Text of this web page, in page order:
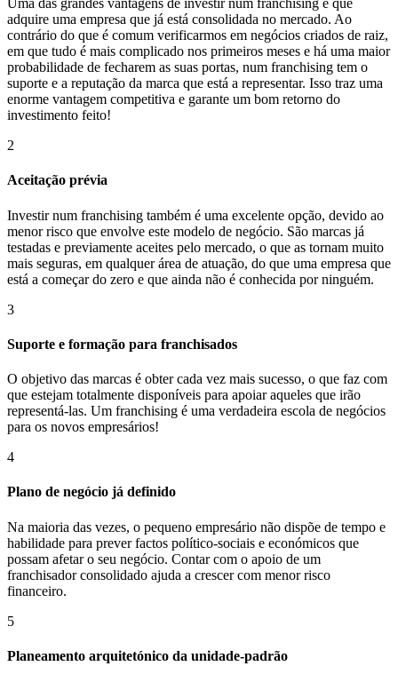
Uma das grandes vantagens de investir num franchising é que
adquire uma empresa que já está consolidada no mercado. Ao
contrário do que é comum verificarmos em negócios criados de raiz,
em que tudo é mais complicado nos primeiros meses e há uma maior
probabilidade de fecharem as suas portas, num franchising tem o
suporte e a reputação da marca que está a representar. Isso traz uma
enorme vantagem competitiva e garante um bom retorno do
investimento feito!
2
Aceitação prévia
Investir num franchising também é uma excelente opção, devido ao
menor risco que envolve este modelo de negócio. São marcas já
testadas e previamente aceites pelo mercado, o que as tornam muito
mais seguras, em qualquer área de atuação, do que uma empresa que
está a começar do zero e que ainda não é conhecida por ninguém.
3
Suporte e formação para franchisados
O objetivo das marcas é obter cada vez mais sucesso, o que faz com
que estejam totalmente disponíveis para apoiar aqueles que irão
representá-las. Um franchising é uma verdadeira escola de negócios
para os novos empresários!
4
Plano de negócio já definido
Na maioria das vezes, o pequeno empresário não dispõe de tempo e
habilidade para prever factos político-sociais e económicos que
possam afetar o seu negócio. Contar com o apoio de um
franchisador consolidado ajuda a crescer com menor risco
financeiro.
5
Planeamento arquitetónico da unidade-padrão